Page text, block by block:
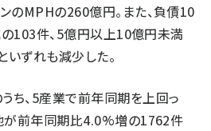
のMPHの260億円。また、負債10
103件、5億円以上10億円未満
ずれも減少した。
ち、5産業で前年同期を上回っ
が前年同期比4.0%増の1762件